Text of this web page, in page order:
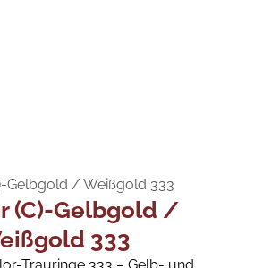
Gelbgold / Weißgold 333
(C)-Gelbgold /
333
Trauringe 333 – Gelb- und